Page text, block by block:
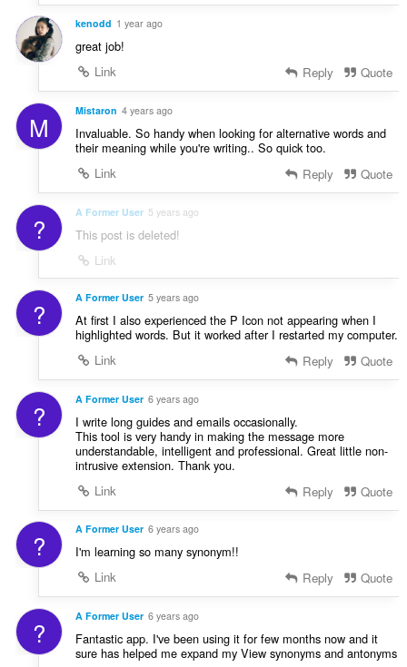
kenodd 1 year ago
great job!
Link
Reply Quote
M Mistaron 4 years ago
Invaluable. So handy when looking for alternative words and
their meaning while you're writing.. So quick too.
Link
Reply Quote
? A Former User 5 years ago
This post is deleted!
Link
? A Former User 5 years ago
At first I also experienced the P Icon not appearing when I
highlighted words. But it worked after I restarted my computer.
Link
Reply Quote
? A Former User 6 years ago
I write long guides and emails occasionally.
This tool is very handy in making the message more
understandable, intelligent and professional. Great little non-
intrusive extension. Thank you.
Link
Reply Quote
? A Former User 6 years ago
I'm learning so many synonym!!
Link
Reply Quote
? A Former User 6 years ago
Fantastic app. I've been using it for few months now and it
sure has helped me expand my View synonyms and antonyms